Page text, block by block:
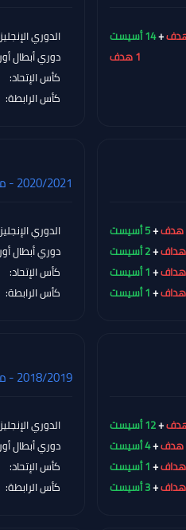
+14 أسيست
1 هدف
الدوري
دوري أبطال
كأس الإتحاد:
كأس الرابطة:
+5 أسيست
+2 أسيست
+1 أسيست
+1 أسيست
2020/2021 - مانشستر سيتي
الدوري
دوري أبطال
كأس الإتحاد:
كأس الرابطة:
+12 أسيست
+4 أسيست
+1 أسيست
+3 أسيست
2018/2019 - مانشستر سيتي
الدوري
دوري أبطال
كأس الإتحاد:
كأس الرابطة: